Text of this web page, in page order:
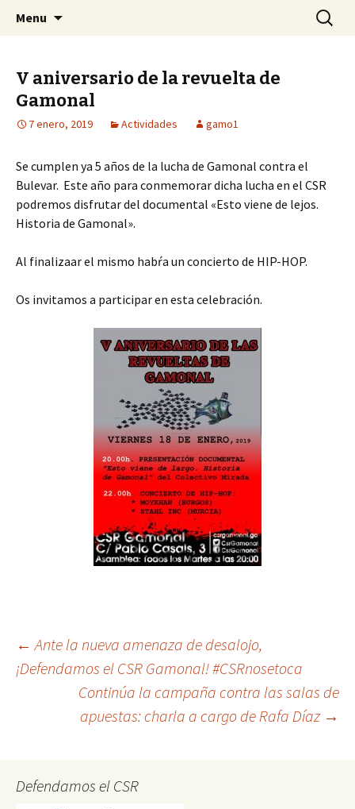
CSR Gamonal
Centro Social Recuperado Gamonal
Menu Buscar:
V aniversario de la revuelta de
Gamonal
7 enero, 2019 Actividades gamo1
Se cumplen ya 5 años de la lucha de Gamonal contra el
Bulevar. Este año para conmemorar dicha lucha en el CSR
podremos disfrutar del documental «Esto viene de lejos.
Historia de Gamonal».
Al finalizaar el mismo habŕa un concierto de HIP-HOP.
Os invitamos a participar en esta celebración.
Post
navigation
← Ante la nueva amenaza de desalojo,
¡Defendamos el CSR Gamonal! #CSRnosetoca
Continúa la campaña contra las salas de
apuestas: charla a cargo de Rafa Díaz →
Defendamos el CSR